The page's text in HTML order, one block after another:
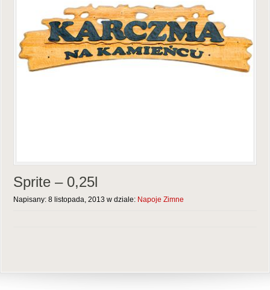
Sprite – 0,25l
Napisany: 8 listopada, 2013 w dziale: Napoje Zimne